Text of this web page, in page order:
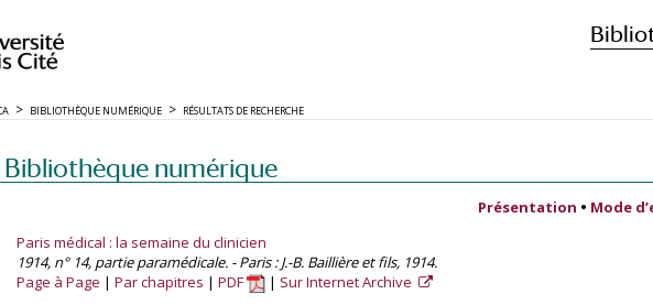
BIBLIOTHÈQUE NUMÉRIQUE RÉSULTATS DE RECHERCHE
Bibliothèque numérique
Présentation • Mode
Paris médical : la semaine du clinicien
1914, n° 14, partie paramédicale. - Paris : J.-B. Baillière et fils, 1914.
Page à Page
Par chapitres PDF Sur Internet Archive